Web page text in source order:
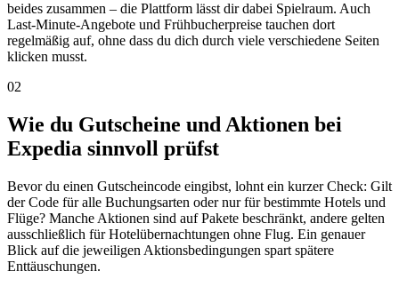
beides zusammen – die Plattform lässt dir dabei Spielraum. Auch
Last-Minute-Angebote und Frühbucherpreise tauchen dort
regelmäßig auf, ohne dass du dich durch viele verschiedene Seiten
klicken musst.
02
Wie du Gutscheine und Aktionen bei
Expedia sinnvoll prüfst
Bevor du einen Gutscheincode eingibst, lohnt ein kurzer Check: Gilt
der Code für alle Buchungsarten oder nur für bestimmte Hotels und
Flüge? Manche Aktionen sind auf Pakete beschränkt, andere gelten
ausschließlich für Hotelübernachtungen ohne Flug. Ein genauer
Blick auf die jeweiligen Aktionsbedingungen spart spätere
Enttäuschungen.